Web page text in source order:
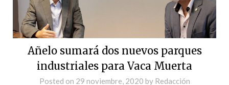
Añelo sumará dos nuevos parques
industriales para Vaca Muerta
Posted on 29 noviembre, 2020 by Redacción